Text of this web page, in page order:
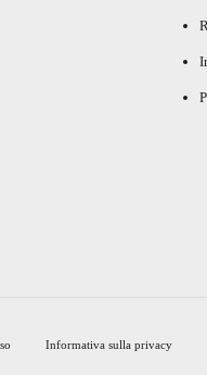
Informativa sulla privacy